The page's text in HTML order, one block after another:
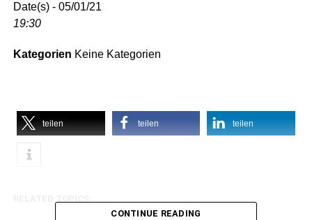
Date(s) - 05/01/21
19:30
Kategorien Keine Kategorien
teilen teilen teilen
CONTINUE READING